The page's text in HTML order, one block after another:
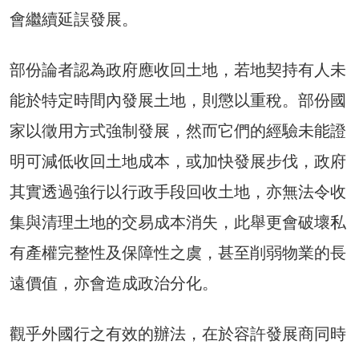
會繼續延誤發展。
部份論者認為政府應收回土地，若地契持有人未
能於特定時間內發展土地，則懲以重稅。部份國
家以徵用方式強制發展，然而它們的經驗未能證
明可減低收回土地成本，或加快發展步伐，政府
其實透過強行以行政手段回收土地，亦無法令收
集與清理土地的交易成本消失，此舉更會破壞私
有產權完整性及保障性之虞，甚至削弱物業的長
遠價值，亦會造成政治分化。
觀乎外國行之有效的辦法，在於容許發展商同時